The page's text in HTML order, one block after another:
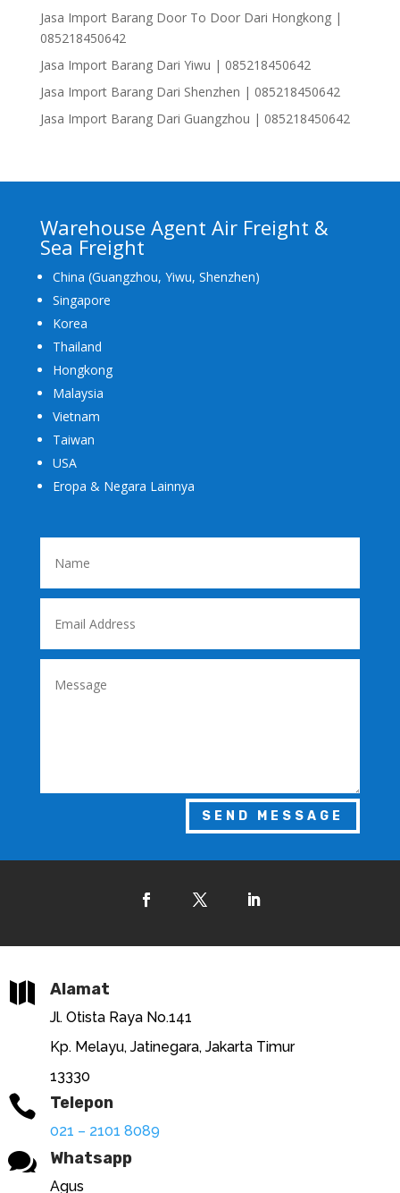
Jasa Import Barang Door To Door Dari Hongkong |
085218450642
Jasa Import Barang Dari Yiwu | 085218450642
Jasa Import Barang Dari Shenzhen | 085218450642
Jasa Import Barang Dari Guangzhou | 085218450642
Warehouse Agent Air Freight &
Sea Freight
China (Guangzhou, Yiwu, Shenzhen)
Singapore
Korea
Thailand
Hongkong
Malaysia
Vietnam
Taiwan
USA
Eropa & Negara Lainnya
SEND MESSAGE
 Alamat
Jl. Otista Raya No.141
Kp. Melayu, Jatinegara, Jakarta Timur
13330
 Telepon
021 – 2101 8089
 Whatsapp
Agus